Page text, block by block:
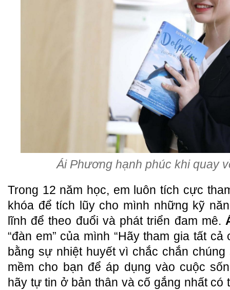
Ái Phương hạnh phúc khi quay
Trong 12 năm học, em luôn tích cực
khóa để tích lũy cho mình những kỹ
lĩnh để theo đuổi và phát triển đam mê.
“đàn em” của mình “Hãy tham gia tất
bằng sự nhiệt huyết vì chắc chắn
mềm cho bạn để áp dụng vào cuộc
hãy tự tin ở bản thân và cố gắng nhất